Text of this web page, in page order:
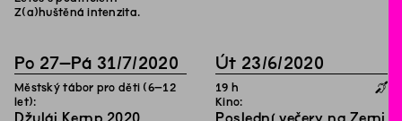
Z(a)huštěná intenzita.
Po 27–Pá 31/7/2020
Městský tábor pro děti (6–12
let):
Út 23/6/2020
19 h ∫
Kino: